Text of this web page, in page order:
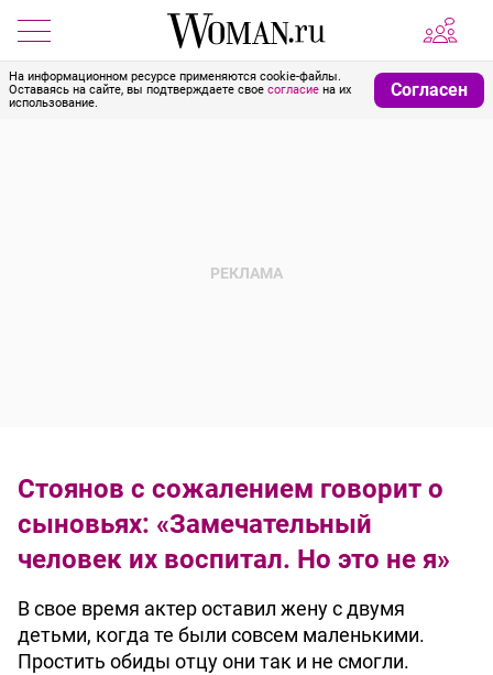
На информационном ресурсе применяются cookie-файлы.
Оставаясь на сайте, вы подтверждаете свое согласие на их
использование.
Согласен
Стоянов с сожалением говорит о
сыновьях: «Замечательный
человек их воспитал. Но это не я»
В свое время актер оставил жену с двумя
детьми, когда те были совсем маленькими.
Простить обиды отцу они так и не смогли.